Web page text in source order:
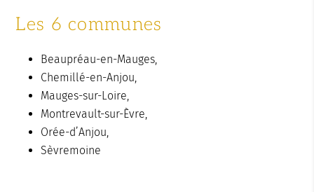
Les 6 communes
Beaupréau-en-Mauges,
Chemillé-en-Anjou,
Mauges-sur-Loire,
Montrevault-sur-Èvre,
Orée-d’Anjou,
Sèvremoine